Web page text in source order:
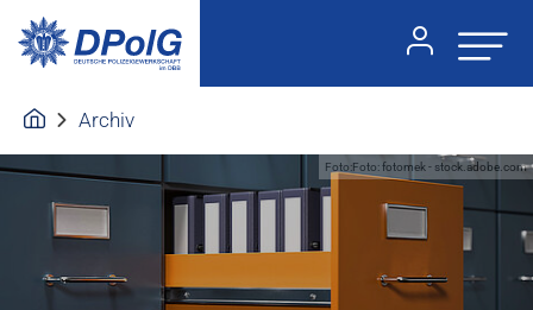
Archiv
Foto:Foto: fotomek - stock.adobe.com